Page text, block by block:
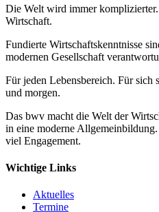
Die Welt wird immer
Wirtschaft.
Fundierte Wirtschaftskenntnisse
modernen Gesellschaft
Für jeden Lebensbereich. Für sich
und morgen.
Das bwv macht die Welt der
in eine moderne
viel Engagement.
Wichtige Links
Aktuelles
Termine